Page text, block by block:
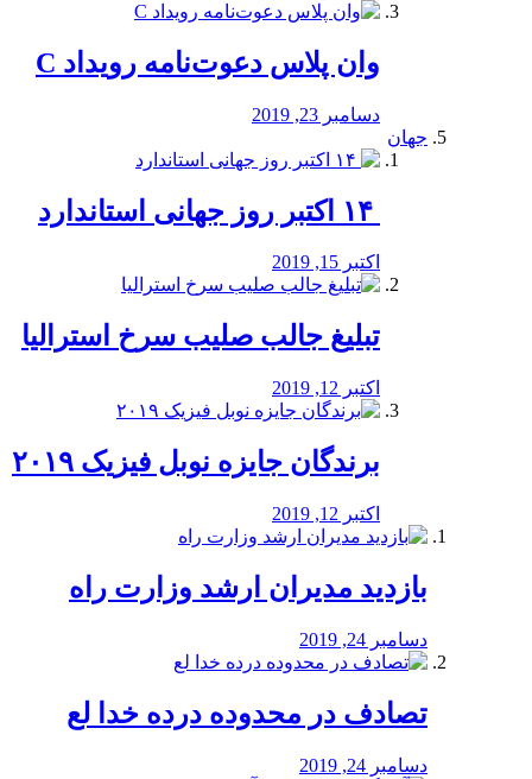
وان پلاس دعوت‌نامه رویداد C
دسامبر 23, 2019
جهان
اکتبر 15, 2019
تبلیغ جالب صلیب سرخ استرالیا
اکتبر 12, 2019
برندگان جایزه نوبل فیزیک ۲۰۱۹
اکتبر 12, 2019
بازدید مدیران ارشد وزارت راه
دسامبر 24, 2019
تصادف در محدوده درده خدا لع
دسامبر 24, 2019